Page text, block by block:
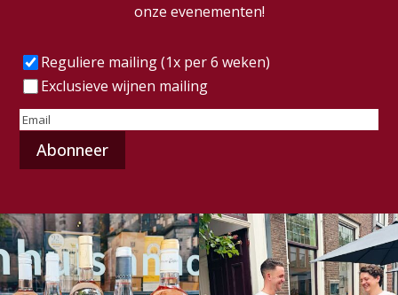
onze evenementen!
Frequentie(Vereist)
Reguliere mailing (1x per 6 weken)
Exclusieve wijnen mailing
E-
mailadres